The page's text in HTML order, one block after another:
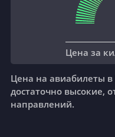
Цена за
Цена на авиабилеты в
достаточно высокие,
направлений.